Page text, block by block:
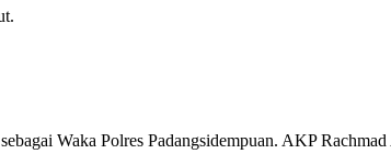
Waka Polres Padangsidempuan. AKP